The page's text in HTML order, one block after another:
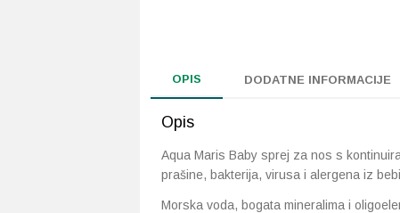
OPIS DODATNE INFORMACIJE
Opis
Aqua Maris Baby sprej za nos s
prašine, bakterija, virusa i alergena iz
Morska voda, bogata mineralima i